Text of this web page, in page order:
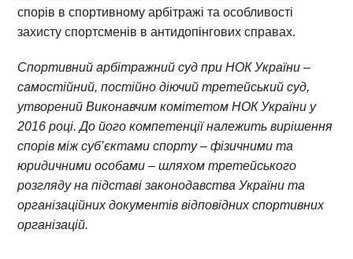
спорів в спортивному арбітражі та особливості
захисту спортсменів в антидопінгових справах.
Спортивний арбітражний суд при НОК України –
самостійний, постійно діючий третейський суд,
утворений Виконавчим комітетом НОК України у
2016 році. До його компетенції належить вирішення
спорів між суб’єктами спорту – фізичними та
юридичними особами – шляхом третейського
розгляду на підставі законодавства України та
організаційних документів відповідних спортивних
організацій.